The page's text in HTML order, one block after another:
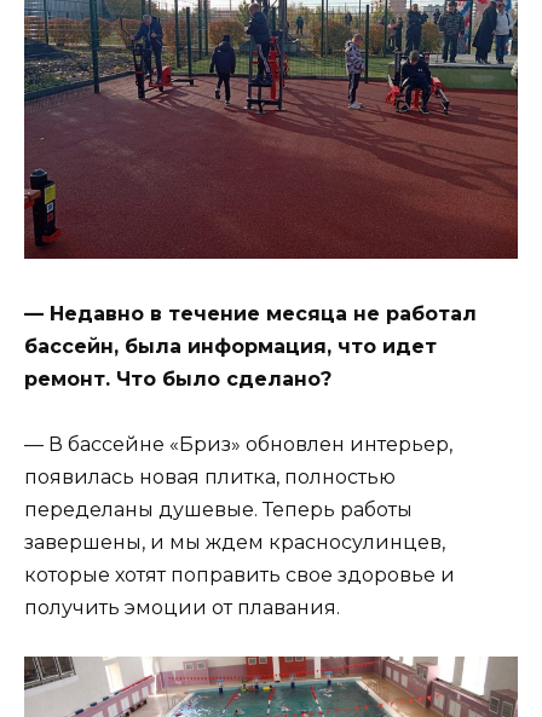
— Недавно в течение месяца не работал
бассейн, была информация, что идет
ремонт. Что было сделано?
— В бассейне «Бриз» обновлен интерьер,
появилась новая плитка, полностью
переделаны душевые. Теперь работы
завершены, и мы ждем красносулинцев,
которые хотят поправить свое здоровье и
получить эмоции от плавания.